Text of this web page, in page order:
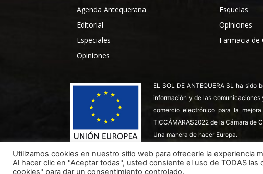
Agenda Antequerana
Editorial
Especiales
Opiniones
Esquelas
Opiniones
Farmacia de
EL SOL DE ANTEQUERA SL ha
información y de las
comercio electrónico para la
TICCÁMARAS2022 de la Cámara de
Una manera de hacer Europa.
Todos los derechos reservados ©Dinan - 2026
Utilizamos cookies en nuestro sitio web para ofrecerle la experiencia
Al hacer clic en "Aceptar todas", usted consiente el uso de TODAS
cookies" para dar un consentimiento controlado.